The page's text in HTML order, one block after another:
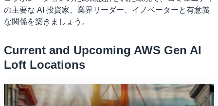
の主要な AI 投資家、業界リーダー、イノベーターと有意義
な関係を築きましょう。
Current and Upcoming AWS Gen AI
Loft Locations